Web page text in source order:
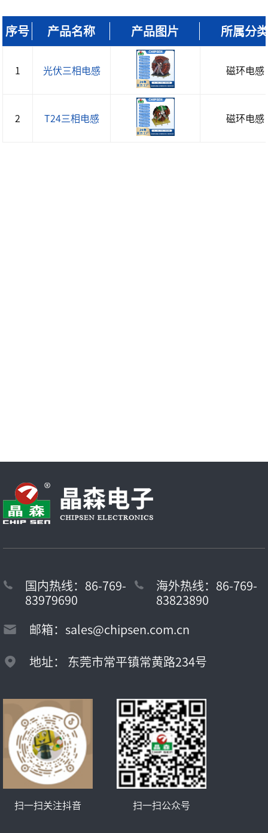
序号 产品名称
1 光伏三相电感
2 T24三相电感
产品图片 所属分
磁环电感
磁环电感
国内热线：86-769-
83979690
海外热线：86-769-
83823890
邮箱：sales@chipsen.com.cn
地址： 东莞市常平镇常黄路234号
扫一扫关注抖音 扫一扫公众号